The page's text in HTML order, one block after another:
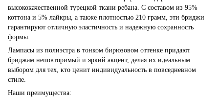
высококачественной турецкой ткани ребана. С составом из 95%
коттона и 5% лайкры, а также плотностью 210 грамм, эти бриджи
гарантируют отличную эластичность и надежную сохранность
формы.
Лампасы из полиэстра в тонком бирюзовом оттенке придают
бриджам неповторимый и яркий акцент, делая их идеальным
выбором для тех, кто ценит индивидуальность в повседневном
стиле.
Наши преимущества: